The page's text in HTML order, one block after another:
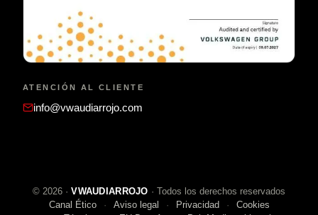
ATENCIÓN AL CLIENTE
info@vwaudiarrojo.com
©2026 ·VWAUDIARROJO · Todos los derechos reservados
Canal Ético
Aviso legal Privacidad
Cookies